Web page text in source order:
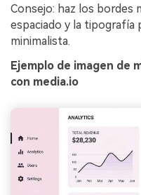
Consejo: haz los bordes
espaciado y la tipografía
minimalista.
Ejemplo de imagen de
con media.io